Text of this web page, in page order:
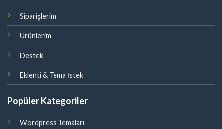
Siparişlerim
Ürünlerim
Destek
Eklenti & Tema İstek
Popüler Kategoriler
Wordpress Temaları